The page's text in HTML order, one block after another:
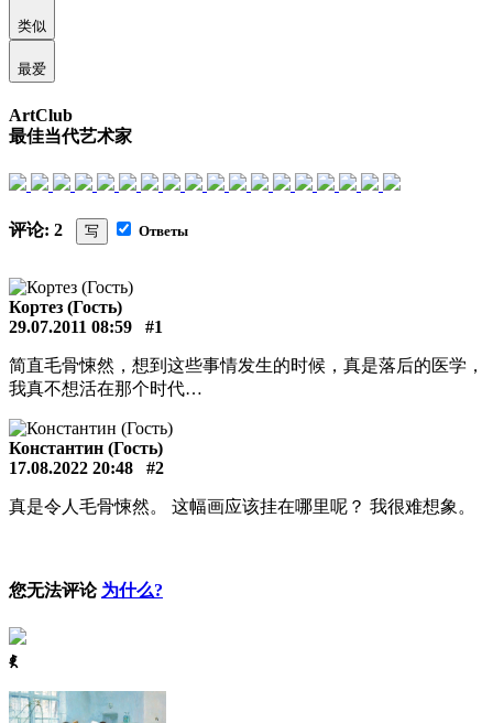
类似
最爱
ArtClub
最佳当代艺术家
评论: 2 写 Ответы
Кортез (Гость)
29.07.2011 08:59
#1
简直毛骨悚然，想到这些事情发生的时候，真是落后的医学，
我真不想活在那个时代…
Константин (Гость)
17.08.2022 20:48
#2
真是令人毛骨悚然。 这幅画应该挂在哪里呢？ 我很难想象。
您无法评论 为什么?
ꈅ